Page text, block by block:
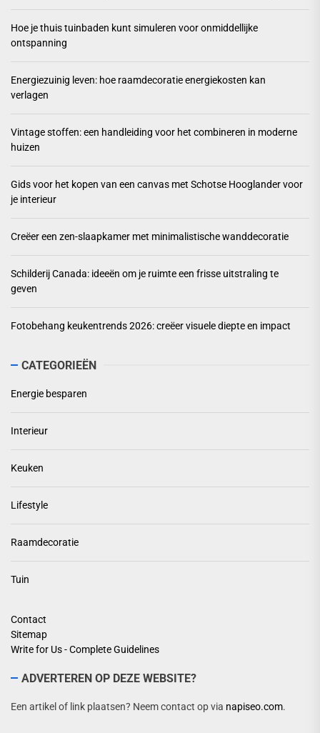
Hoe je thuis tuinbaden kunt simuleren voor onmiddellijke
ontspanning
Energiezuinig leven: hoe raamdecoratie energiekosten kan
verlagen
Vintage stoffen: een handleiding voor het combineren in moderne
huizen
Gids voor het kopen van een canvas met Schotse Hooglander voor
je interieur
Creëer een zen-slaapkamer met minimalistische wanddecoratie
Schilderij Canada: ideeën om je ruimte een frisse uitstraling te
geven
Fotobehang keukentrends 2026: creëer visuele diepte en impact
CATEGORIEËN
Energie besparen
Interieur
Keuken
Lifestyle
Raamdecoratie
Tuin
Contact
Sitemap
Write for Us - Complete Guidelines
ADVERTEREN OP DEZE WEBSITE?
Een artikel of link plaatsen? Neem contact op via napiseo.com.